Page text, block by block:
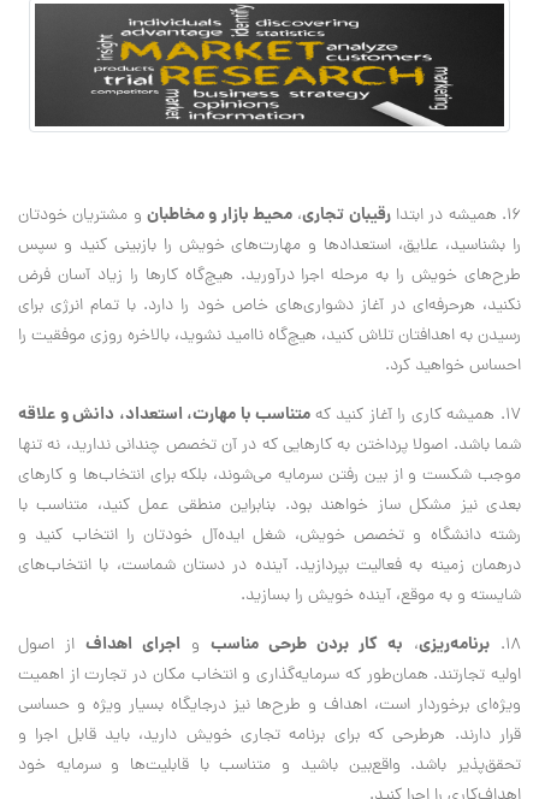
16. هميشه در ابتدا رقيبان تجاري، محيط بازار و مخاطبان و مشتريان خودتان
را بشناسيد، علايق، استعدادها و مهارت‌هاي خويش را بازبيني كنيد و سپس
طرح‌هاي خويش را به مرحله اجرا درآوريد. هيچ‌گاه كارها را زياد آسان فرض
نكنيد، هرحرفه‌اي در آغاز دشواري‌هاي خاص خود را دارد. با تمام انرژي براي
رسيدن به اهدافتان تلاش كنيد، هيچ‌گاه نااميد نشويد، بالاخره روزي موفقيت را
احساس خواهيد كرد.
17. هميشه كاري را آغاز كنيد كه
متناسب با مهارت، استعداد، دانش و علاقه
شما باشد. اصولا پرداختن به كارهايي كه در آن تخصص چنداني نداريد، نه تنها
موجب شكست و از بين رفتن سرمايه مي‌شوند، بلكه براي انتخاب‌ها و كارهاي
بعدي نيز مشكل‌ ساز خواهند بود. بنابراين منطقي عمل كنيد، متناسب با
رشته دانشگاه و تخصص خويش، شغل ايده‌آل خودتان را انتخاب كنيد و
درهمان زمينه به فعاليت بپردازيد. آينده در دستان شماست، با انتخاب‌هاي
شايسته و به موقع، آينده خويش را بسازيد.
18.
برنامه‌ريزي، به كار بردن طرحي مناسب و اجراي اهداف از اصول
اوليه تجارتند. همان‌طور كه سرمايه‌گذاري و انتخاب مكان در تجارت از اهميت
ويژه‌اي برخوردار است، اهداف و طرح‌ها نيز درجايگاه بسيار ويژه و حساسي
قرار دارند. هرطرحي كه براي برنامه تجاري خويش داريد، بايد قابل اجرا و
تحقق‌پذير باشد. واقع‌بين باشيد و متناسب با قابليت‌ها و سرمايه خود